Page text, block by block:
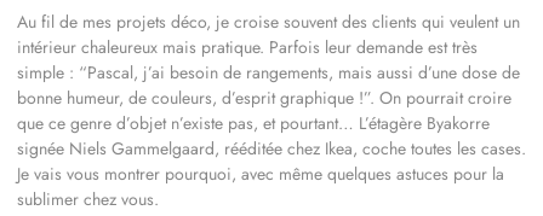
Au fil de mes projets déco, je croise souvent des clients qui veulent un
intérieur chaleureux mais pratique. Parfois leur demande est très
simple : “Pascal, j’ai besoin de rangements, mais aussi d’une dose de
bonne humeur, de couleurs, d’esprit graphique !”. On pourrait croire
que ce genre d’objet n’existe pas, et pourtant… L’étagère Byakorre
signée Niels Gammelgaard, rééditée chez Ikea, coche toutes les cases.
Je vais vous montrer pourquoi, avec même quelques astuces pour la
sublimer chez vous.